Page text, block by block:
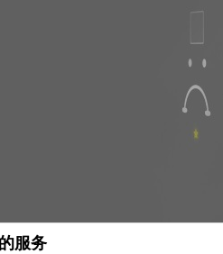
服务